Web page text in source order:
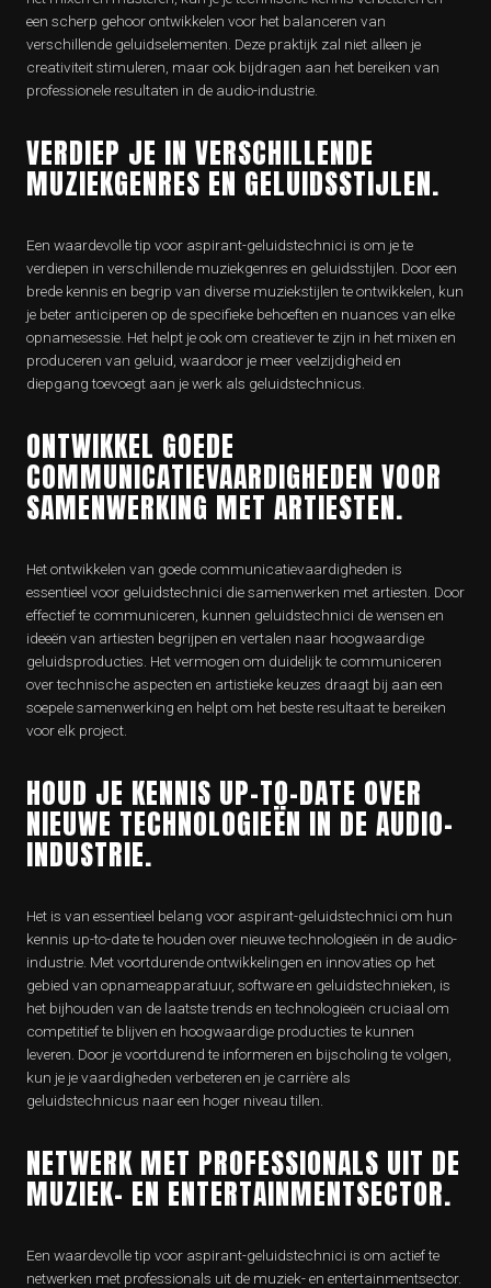
een scherp gehoor ontwikkelen voor het balanceren van
verschillende geluidselementen. Deze praktijk zal niet alleen je
creativiteit stimuleren, maar ook bijdragen aan het bereiken van
professionele resultaten in de audio-industrie.
VERDIEP JE IN VERSCHILLENDE
MUZIEKGENRES EN GELUIDSSTIJLEN.
Een waardevolle tip voor aspirant-geluidstechnici is om je te
verdiepen in verschillende muziekgenres en geluidsstijlen. Door een
brede kennis en begrip van diverse muziekstijlen te ontwikkelen, kun
je beter anticiperen op de specifieke behoeften en nuances van elke
opnamesessie. Het helpt je ook om creatiever te zijn in het mixen en
produceren van geluid, waardoor je meer veelzijdigheid en
diepgang toevoegt aan je werk als geluidstechnicus.
ONTWIKKEL GOEDE
COMMUNICATIEVAARDIGHEDEN VOOR
SAMENWERKING MET ARTIESTEN.
Het ontwikkelen van goede communicatievaardigheden is
essentieel voor geluidstechnici die samenwerken met artiesten. Door
effectief te communiceren, kunnen geluidstechnici de wensen en
ideeën van artiesten begrijpen en vertalen naar hoogwaardige
geluidsproducties. Het vermogen om duidelijk te communiceren
over technische aspecten en artistieke keuzes draagt bij aan een
soepele samenwerking en helpt om het beste resultaat te bereiken
voor elk project.
HOUD JE KENNIS UP-TO-DATE OVER
NIEUWE TECHNOLOGIEËN IN DE AUDIO-
INDUSTRIE.
Het is van essentieel belang voor aspirant-geluidstechnici om hun
kennis up-to-date te houden over nieuwe technologieën in de audio-
industrie. Met voortdurende ontwikkelingen en innovaties op het
gebied van opnameapparatuur, software en geluidstechnieken, is
het bijhouden van de laatste trends en technologieën cruciaal om
competitief te blijven en hoogwaardige producties te kunnen
leveren. Door je voortdurend te informeren en bijscholing te volgen,
kun je je vaardigheden verbeteren en je carrière als
geluidstechnicus naar een hoger niveau tillen.
NETWERK MET PROFESSIONALS UIT DE
MUZIEK- EN ENTERTAINMENTSECTOR.
Een waardevolle tip voor aspirant-geluidstechnici is om actief te
netwerken met professionals uit de muziek- en entertainmentsector.